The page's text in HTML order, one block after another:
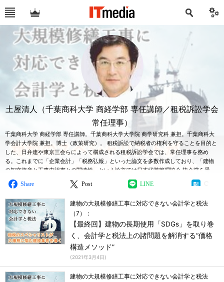
土屋清人（千葉商科大学 商経学部 専任講師／租税訴訟学会
常任理事）
千葉商科大学 商経学部 専任講師。千葉商科大学大学院 商学研究科 兼担。千葉商科大
学会計大学院 兼担。博士（政策研究）。 租税訴訟で納税者の権利を守ることを目的と
した、日弁連や東京三会らによって構成される租税訴訟学会では、常任理事を務め
る。これまでに「企業会計」「税務弘報」といった論文を多数作成しており、「建物
の架空資産と工事内訳書との関連性」という論文では日本経営管理協会 協会賞を受
賞。 著書は、「持続可能な建物価格戦略」（2020／中央経済社）、「建物の一部除却
会計論」（2015／中央経済社）、「地震リスク対策 建物の耐震改修・除却法」
（2009／共著・中央経済社）など。
Share Post LINE
建物の大規模修繕工事に対応できない会計学と税法
（7）：
【最終回】建物の長期使用「SDGs」を取り巻
く、会計学と税法上の諸問題を解消する“価格
構造メソッド”
(2021年3月4日)
建物の大規模修繕工事に対応できない会計学と税法